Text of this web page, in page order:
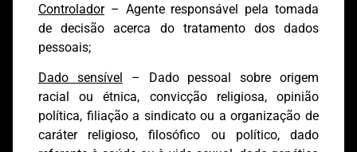
Controlador– Agente responsável pela tomada
de decisão acerca do tratamento dos dados
pessoais;
Dado sensível
– Dado pessoal sobre origem
racial ou étnica, convicção religiosa, opinião
política, filiação a sindicato ou a organização de
caráter religioso, filosófico ou político, dado